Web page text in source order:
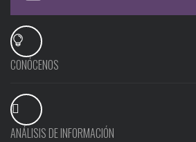
CONÓCENOS
ANÁLISIS DE INFORMACIÓN